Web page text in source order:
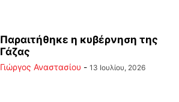
Παραιτήθηκε η κυβέρνηση της
Γάζας
Γιώργος Αναστασίου - 13 Ιουλίου, 2026